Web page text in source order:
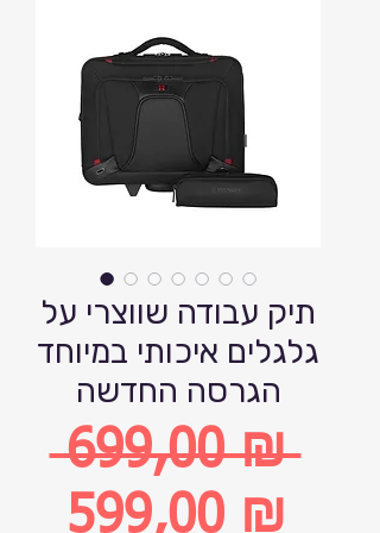
תיק עבודה שווצרי על
גלגלים איכותי במיוחד
הגרסה החדשה
699,00 ₪
Обычная
599,00 ₪